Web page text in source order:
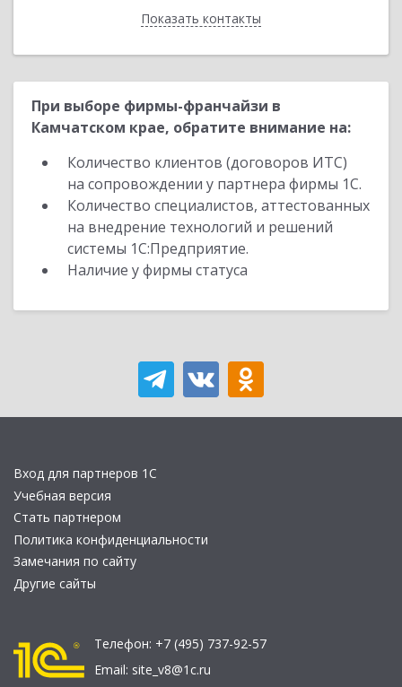
Показать контакты
Назад
При выборе фирмы-франчайзи в
Камчатском крае, обратите внимание на:
Количество клиентов (договоров ИТС)
на сопровождении у партнера фирмы 1С.
Количество специалистов, аттестованных
на внедрение технологий и решений
системы 1С:Предприятие.
Наличие у фирмы статуса
Вход для партнеров 1С
Учебная версия
Стать партнером
Политика конфиденциальности
Замечания по сайту
Другие сайты
Телефон: +7 (495) 737-92-57
Email: site_v8@1c.ru